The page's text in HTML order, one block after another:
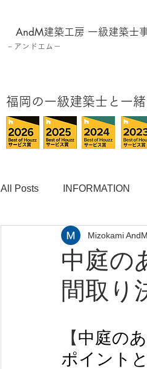
AndM建築工房 一級建築士
－ アンドエム－
福岡の一級建築士と一
All Posts INFORMATION
中庭の
間取り
Mizokami AndM
【中庭の
ポイント